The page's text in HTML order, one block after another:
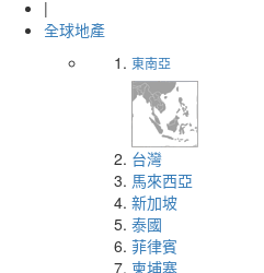
|
全球地產
東南亞
台灣
馬來西亞
新加坡
泰國
菲律賓
柬埔寨